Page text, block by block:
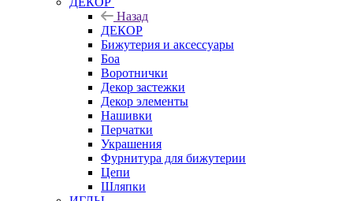
Назад
ДЕКОР
Бижутерия и аксессуары
Боа
Воротнички
Декор застежки
Декор элементы
Нашивки
Перчатки
Украшения
Фурнитура для бижутерии
Цепи
Шляпки